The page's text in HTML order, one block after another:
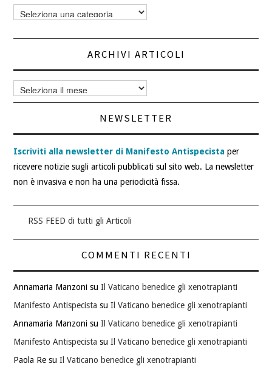
Categorie
articoli
ARCHIVI ARTICOLI
Archivi
articoli
NEWSLETTER
Iscriviti alla newsletter di Manifesto Antispecista per
ricevere notizie sugli articoli pubblicati sul sito web. La newsletter
non è invasiva e non ha una periodicità fissa.
RSS FEED di tutti gli Articoli
COMMENTI RECENTI
Annamaria Manzoni suIl Vaticano benedice gli xenotrapianti
Manifesto Antispecista suIl Vaticano benedice gli xenotrapianti
Annamaria Manzoni suIl Vaticano benedice gli xenotrapianti
Manifesto Antispecista suIl Vaticano benedice gli xenotrapianti
Paola Re suIl Vaticano benedice gli xenotrapianti